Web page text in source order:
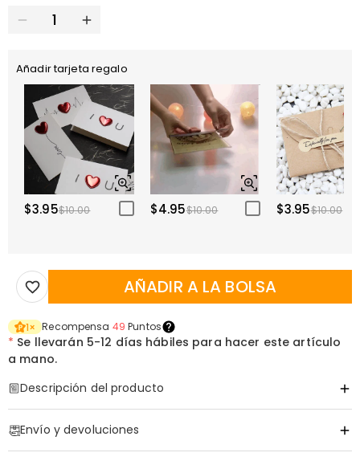
Añadir tarjeta regalo
$3.95$10.00 $4.95$10.00 $3.95$10.00
AÑADIR A LA BOLSA
1× Recompensa 49 Puntos
* Se llevarán 5-12 días hábiles para hacer este artículo
a mano.
Descripción del producto
Envío y devoluciones